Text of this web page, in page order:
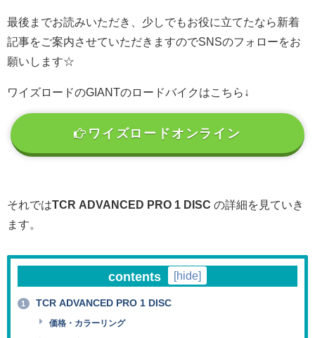
最後までお読みいただき、少しでもお役に立てたなら新着
記事をご案内させていただきますのでSNSのフォローをお
願いします☆
ワイズロードのGIANTのロードバイクはこちら↓
ワイズロードオンライン
それではTCR ADVANCED PRO 1 DISC の詳細を見ていき
ます。
contents [hide]
1 TCR ADVANCED PRO 1 DISC
価格・カラーリング